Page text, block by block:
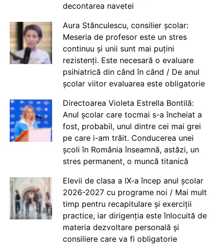
decontarea navetei
Aura Stănculescu, consilier școlar:
Meseria de profesor este un stres
continuu și unii sunt mai puțini
rezistenți. Este necesară o evaluare
psihiatrică din când în când / De anul
școlar viitor evaluarea este obligatorie
Directoarea Violeta Estrella Bontilă:
Anul școlar care tocmai s-a încheiat a
fost, probabil, unul dintre cei mai grei
pe care i-am trăit. Conducerea unei
școli în România înseamnă, astăzi, un
stres permanent, o muncă titanică
Elevii de clasa a IX-a încep anul școlar
2026-2027 cu programe noi / Mai mult
timp pentru recapitulare și exerciții
practice, iar dirigenția este înlocuită de
materia dezvoltare personală și
consiliere care va fi obligatorie